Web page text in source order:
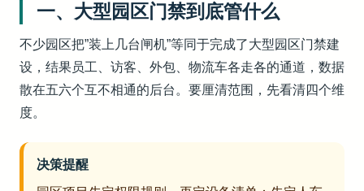
一、大型园区门禁到底管什么
不少园区把”装上几台闸机”等同于完成了大型园区门禁建
设，结果员工、访客、外包、物流车各走各的通道，数据
散在五六个互不相通的后台。要厘清范围，先看清四个维
度。
决策提醒